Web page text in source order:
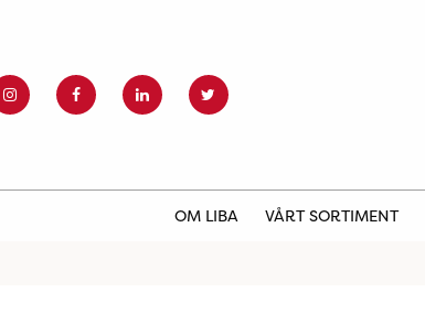
OM LIBA VÅRT SORTIMENT